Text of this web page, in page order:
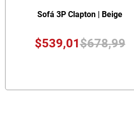
Sofá 3P Clapton | Beige
$539,01$678,99